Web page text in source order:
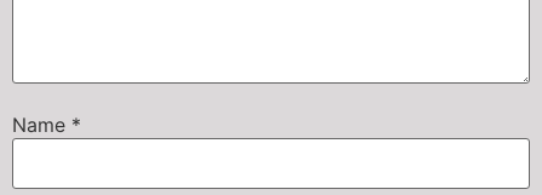
Name *